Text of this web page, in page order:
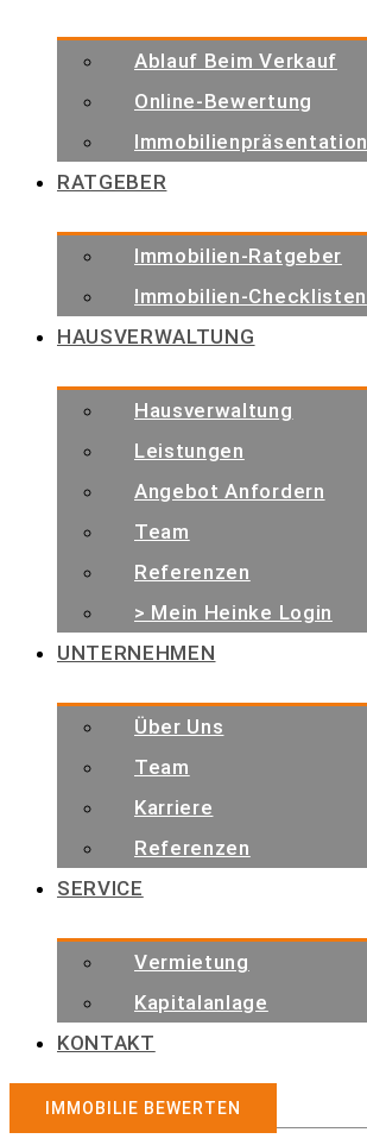
Ablauf Beim Verkauf
Online-Bewertung
Immobilienpräsentation
RATGEBER
Immobilien-Ratgeber
Immobilien-Checklisten
HAUSVERWALTUNG
Hausverwaltung
Leistungen
Angebot Anfordern
Team
Referenzen
> Mein Heinke Login
UNTERNEHMEN
Über Uns
Team
Karriere
Referenzen
SERVICE
Vermietung
Kapitalanlage
KONTAKT
IMMOBILIE BEWERTEN